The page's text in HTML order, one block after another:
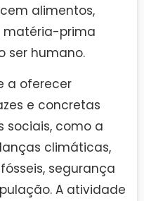
alimentos,
matéria-prima
ser humano.
a oferecer
e concretas
sociais, como a
climáticas,
segurança
A atividade